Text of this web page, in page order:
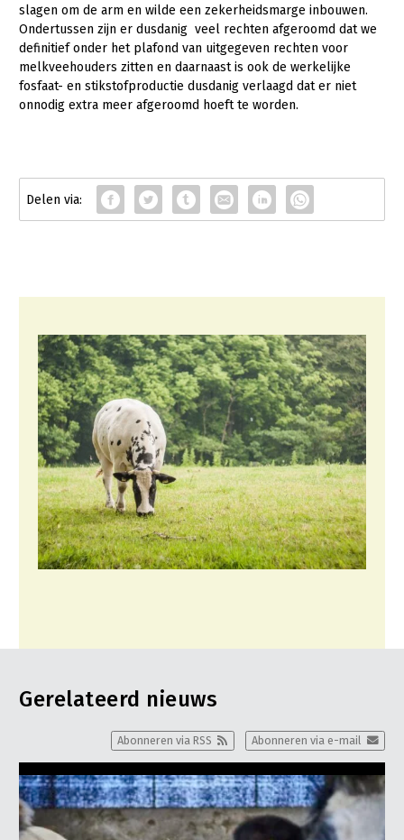
Kalverhouderij
Konijnenhouderij
Melkveehouderij
Paardenhouderij
Schapenhouderij
Varkenshouderij
Biologische Landbouw
Bollenteelt
Bomen, vaste planten en zomerbloemen
Fruitteelt
Paddenstoelen
Vollegrondsgroente
Multifunctioneel
Vrouw en Bedrijf
Onderwerpen
Nieuws
Nieuwsabonnement
LTO Nederland
Vakgroepbestuurders
Pers
Contact
slagen om de arm en wilde een zekerheidsmarge inbouwen.
Ondertussen zijn er dusdanig veel rechten afgeroomd dat we
definitief onder het plafond van uitgegeven rechten voor
melkveehouders zitten en daarnaast is ook de werkelijke
fosfaat- en stikstofproductie dusdanig verlaagd dat er niet
onnodig extra meer afgeroomd hoeft te worden.
Gerelateerd nieuws
Abonneren via e-mail
Abonneren via RSS